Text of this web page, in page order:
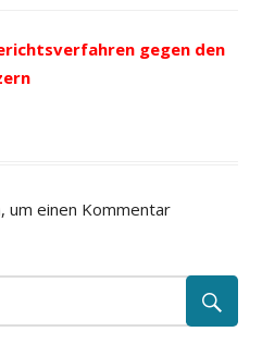
gegen den
um einen Kommentar